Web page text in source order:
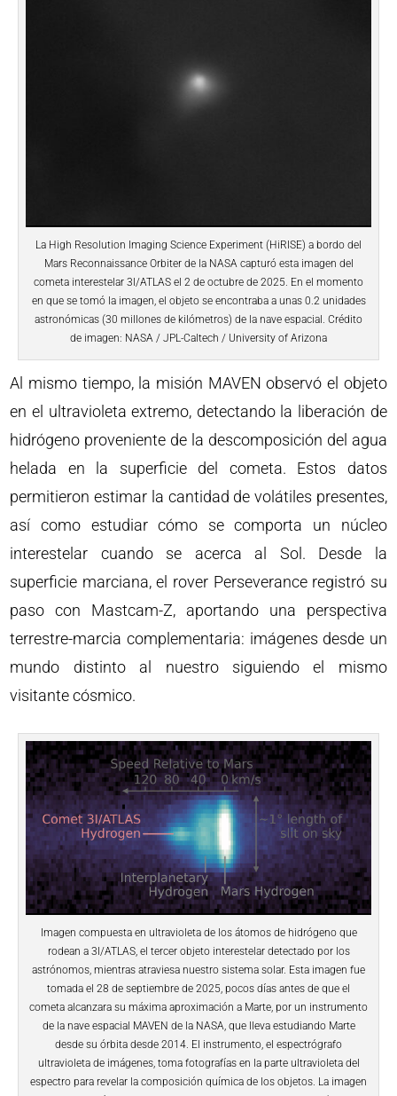
La High Resolution Imaging Science Experiment (HiRISE) a bordo del
Mars Reconnaissance Orbiter de la NASA capturó esta imagen del
cometa interestelar 3I/ATLAS el 2 de octubre de 2025. En el momento
en que se tomó la imagen, el objeto se encontraba a unas 0.2 unidades
astronómicas (30 millones de kilómetros) de la nave espacial. Crédito
de imagen: NASA / JPL-Caltech / University of Arizona
Al mismo tiempo, la misión MAVEN observó el objeto
en el ultravioleta extremo, detectando la liberación de
hidrógeno proveniente de la descomposición del agua
helada en la superficie del cometa. Estos datos
permitieron estimar la cantidad de volátiles presentes,
así como estudiar cómo se comporta un núcleo
interestelar cuando se acerca al Sol. Desde la
superficie marciana, el rover Perseverance registró su
paso con Mastcam-Z, aportando una perspectiva
terrestre-marcia complementaria: imágenes desde un
mundo distinto al nuestro siguiendo el mismo
visitante cósmico.
Imagen compuesta en ultravioleta de los átomos de hidrógeno que
rodean a 3I/ATLAS, el tercer objeto interestelar detectado por los
astrónomos, mientras atraviesa nuestro sistema solar. Esta imagen fue
tomada el 28 de septiembre de 2025, pocos días antes de que el
cometa alcanzara su máxima aproximación a Marte, por un instrumento
de la nave espacial MAVEN de la NASA, que lleva estudiando Marte
desde su órbita desde 2014. El instrumento, el espectrógrafo
ultravioleta de imágenes, toma fotografías en la parte ultravioleta del
espectro para revelar la composición química de los objetos. La imagen